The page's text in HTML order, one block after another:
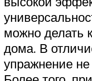
можно делать
дома. В
упражнение